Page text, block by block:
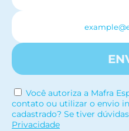
Você autoriza a Mafra
contato ou utilizar o envio
cadastrado? Se tiver
Privacidade